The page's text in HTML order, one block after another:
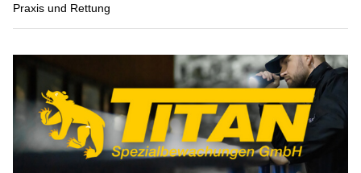
Praxis und Rettung